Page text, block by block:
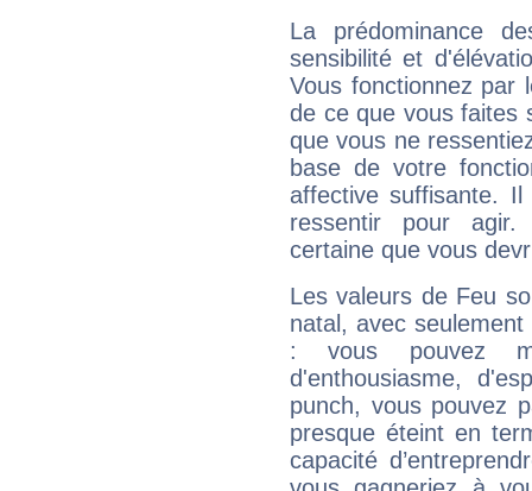
La prédominance
sensibilité et
Vous fonctionnez
de ce que vous faites
que vous ne
base de votre
affective suffisante.
ressentir pour agir.
certaine que vous
Les valeurs de Feu
natal, avec
: vous pouvez
d'enthousiasme,
punch, vous pouvez
presque éteint en
capacité